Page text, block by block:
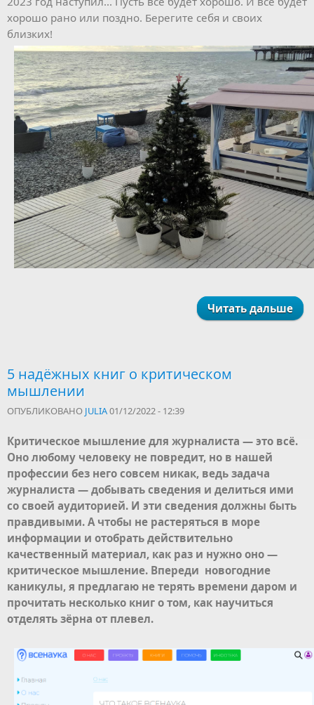
хорошо рано или поздно. Берегите себя и своих
близких!
Читать дальше
5 надёжных книг о критическом
мышлении
ОПУБЛИКОВАНО JULIA01/12/2022 - 12:39
Критическое мышление для журналиста — это всё.
Оно любому человеку не повредит, но в нашей
профессии без него совсем никак, ведь задача
журналиста — добывать сведения и делиться ими
со своей аудиторией. И эти сведения должны быть
правдивыми. А чтобы не растеряться в море
информации и отобрать действительно
качественный материал, как раз и нужно оно —
критическое мышление. Впереди новогодние
каникулы, я предлагаю не терять времени даром и
прочитать несколько книг о том, как научиться
отделять зёрна от плевел.